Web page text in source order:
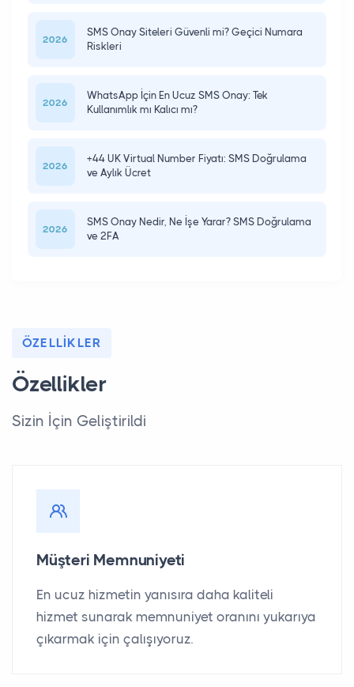
2026
SMS Onay Siteleri Güvenli mi? Geçici Numara
Riskleri
2026
WhatsApp İçin En Ucuz SMS Onay: Tek
Kullanımlık mı Kalıcı mı?
2026
+44 UK Virtual Number Fiyatı: SMS Doğrulama
ve Aylık Ücret
2026
SMS Onay Nedir, Ne İşe Yarar? SMS Doğrulama
ve 2FA
ÖZELLIKLER
Özellikler
Sizin İçin Geliştirildi
Müşteri Memnuniyeti
En ucuz hizmetin yanısıra daha kaliteli
hizmet sunarak memnuniyet oranını yukarıya
çıkarmak için çalışıyoruz.